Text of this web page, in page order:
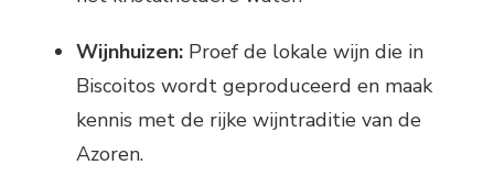
Wijnhuizen: Proef de lokale wijn die in
Biscoitos wordt geproduceerd en maak
kennis met de rijke wijntraditie van de
Azoren.